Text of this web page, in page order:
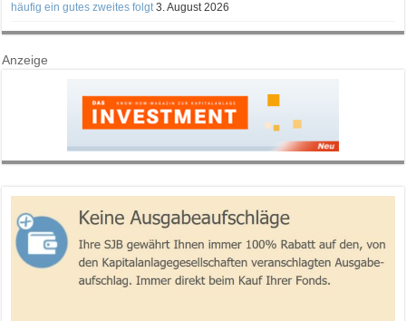
häufig ein gutes zweites folgt 3. August 2026
Anzeige